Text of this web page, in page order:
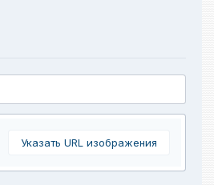
Указать URL изображения